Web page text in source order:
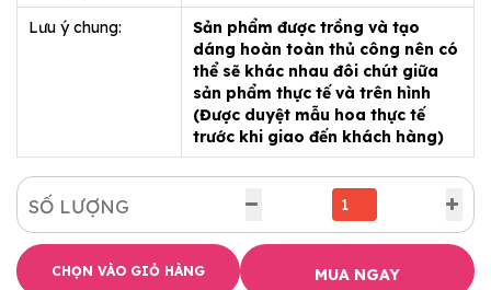
Lưu ý chung:
Sản phẩm được trồng và tạo
dáng hoàn toàn thủ công nên có
thể sẽ khác nhau đôi chút giữa
sản phẩm thực tế và trên hình
(Được duyệt mẫu hoa thực tế
trước khi giao đến khách hàng)
SỐ LƯỢNG
CHỌN VÀO GIỎ HÀNG MUA NGAY